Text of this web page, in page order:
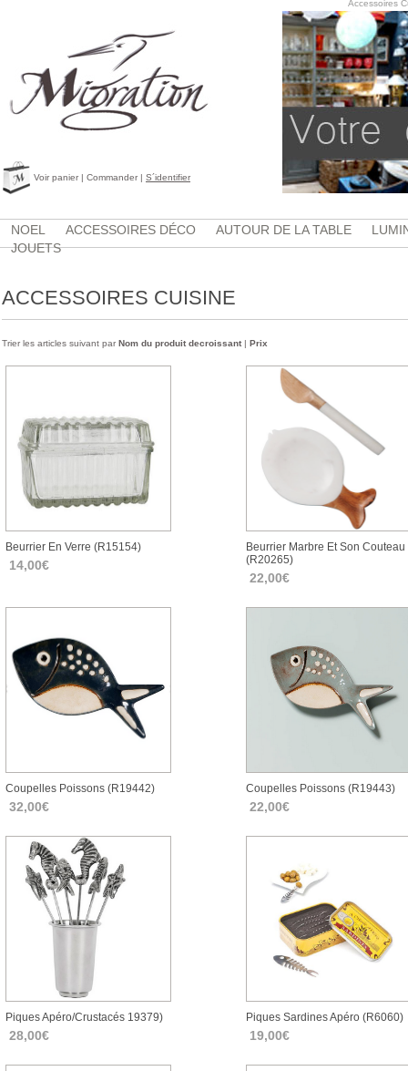
Accessoires
Voir panier | Commander | S´identifier
NOEL ACCESSOIRES DÉCO AUTOUR DE LA TABLE
JOUETS
ACCESSOIRES CUISINE
Trier les articles suivant par Nom du produit decroissant | Prix
Beurrier En Verre (r15154)
14,00€
Beurrier Marbre Et Son Couteau
(r20265)
22,00€
Coupelles Poissons (r19442)
32,00€
Coupelles Poissons (r19443)
22,00€
Piques Apéro/crustacés 19379)
28,00€
Piques Sardines Apéro (r6060)
19,00€